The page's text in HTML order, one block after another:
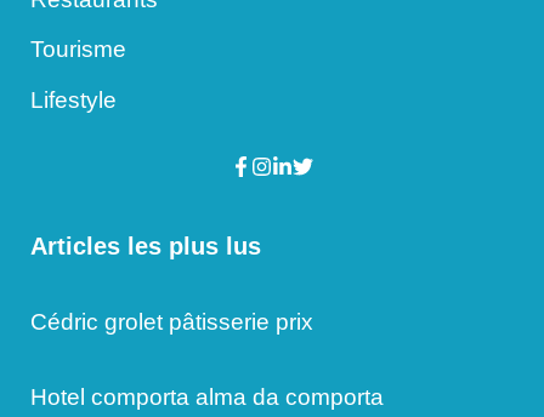
Tourisme
Lifestyle
Articles les plus lus
Cédric grolet pâtisserie prix
Hotel comporta alma da comporta